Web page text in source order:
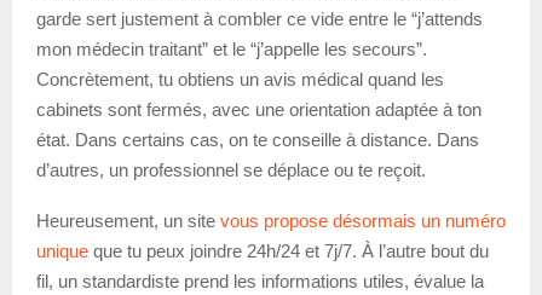
garde sert justement à combler ce vide entre le “j’attends
mon médecin traitant” et le “j’appelle les secours”.
Concrètement, tu obtiens un avis médical quand les
cabinets sont fermés, avec une orientation adaptée à ton
état. Dans certains cas, on te conseille à distance. Dans
d’autres, un professionnel se déplace ou te reçoit.
Heureusement, un site vous propose désormais un numéro
unique que tu peux joindre 24h/24 et 7j/7. À l’autre bout du
fil, un standardiste prend les informations utiles, évalue la